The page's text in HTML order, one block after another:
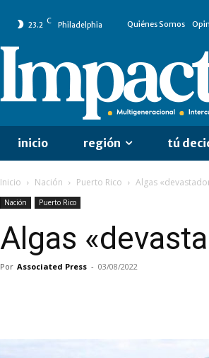
23.2 C Philadelphia Quiénes Somos
inicio región tú
Inicio Nación Puerto Rico Algas
Nación Puerto Rico
Algas
Por Associated Press - 03/08/2022